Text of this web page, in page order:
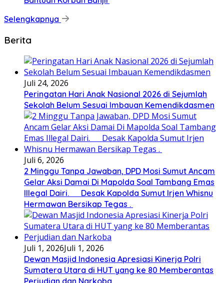
Selengkapnya
Berita
Juli 24, 2026
Peringatan Hari Anak Nasional 2026 di Sejumlah
Sekolah Belum Sesuai Imbauan Kemendikdasmen
Juli 6, 2026
2 Minggu Tanpa Jawaban, DPD Mosi Sumut Ancam
Gelar Aksi Damai Di Mapolda Soal Tambang Emas
Illegal Dairi. Desak Kapolda Sumut Irjen Whisnu
Hermawan Bersikap Tegas .
Juli 1, 2026Juli 1, 2026
Dewan Masjid Indonesia Apresiasi Kinerja Polri
Sumatera Utara di HUT yang ke 80 Memberantas
Perjudian dan Narkoba